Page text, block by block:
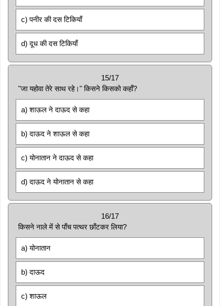
c) पनीर की दस टिकियाँ
d) दूध की दस टिकियाँ
15/17
"जा यहोवा तेरे साथ रहे।" किसने किसको कहाँ?
a) शाऊल ने दाऊद से कहा
b) दाऊद ने शाऊल से कहा
c) योनातान ने दाऊद से कहा
d) दाऊद ने योनातान से कहा
16/17
किसने नाले में से पाँच पत्थर छाँटकर लिया?
a) योनातान
b) दाऊद
c) शाऊल